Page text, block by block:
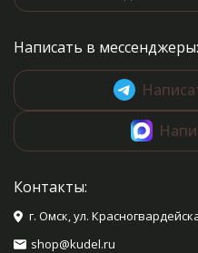
Написать в мессенджеры:
Контакты:
г. Омск, ул.
shop@kudel.ru